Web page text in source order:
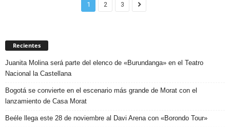
1 2 3
Recientes
Juanita Molina será parte del elenco de «Burundanga» en el Teatro
Nacional la Castellana
Bogotá se convierte en el escenario más grande de Morat con el
lanzamiento de Casa Morat
Beéle llega este 28 de noviembre al Davi Arena con «Borondo Tour»